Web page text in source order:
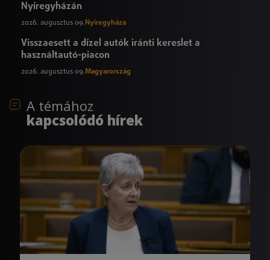
Nyíregyházán
2026. augusztus 09. Nyíregyháza
Visszaesett a dízel autók iránti kereslet a
használtautó-piacon
2026. augusztus 09.Magyarország
A témához
kapcsolódó hírek